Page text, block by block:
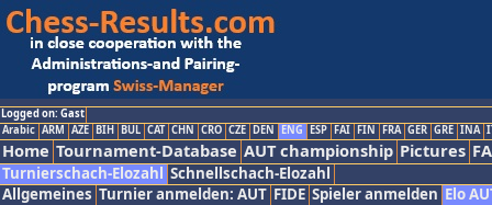
Logged on: Gast
Arabic ARM AZE BIH BUL CAT CHN CRO CZE DEN ENG ESP FAI FIN FRA GER GRE INA
Home Tournament-Database AUT championship Pictures
Turnierschach-Elozahl Schnellschach-Elozahl
Allgemeines Turnier anmelden: AUT FIDE Spieler anmelden Elo